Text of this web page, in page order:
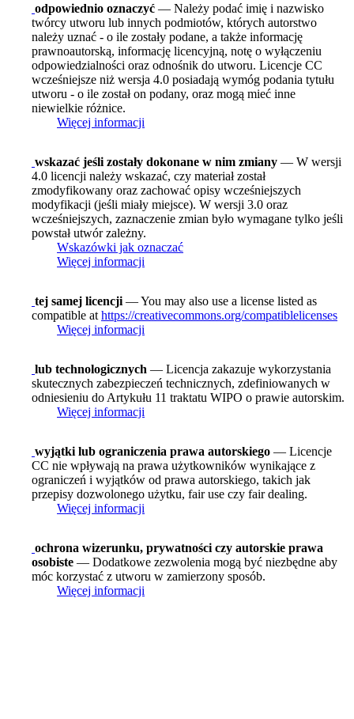
odpowiednio oznaczyć — Należy podać imię i nazwisko
twórcy utworu lub innych podmiotów, których autorstwo
należy uznać - o ile zostały podane, a także informację
prawnoautorską, informację licencyjną, notę o wyłączeniu
odpowiedzialności oraz odnośnik do utworu. Licencje CC
wcześniejsze niż wersja 4.0 posiadają wymóg podania tytułu
utworu - o ile został on podany, oraz mogą mieć inne
niewielkie różnice.
Więcej informacji
wskazać jeśli zostały dokonane w nim zmiany — W wersji
4.0 licencji należy wskazać, czy materiał został
zmodyfikowany oraz zachować opisy wcześniejszych
modyfikacji (jeśli miały miejsce). W wersji 3.0 oraz
wcześniejszych, zaznaczenie zmian było wymagane tylko jeśli
powstał utwór zależny.
Wskazówki jak oznaczać
Więcej informacji
tej samej licencji — You may also use a license listed as
compatible at https://creativecommons.org/compatiblelicenses
Więcej informacji
lub technologicznych — Licencja zakazuje wykorzystania
skutecznych zabezpieczeń technicznych, zdefiniowanych w
odniesieniu do Artykułu 11 traktatu WIPO o prawie autorskim.
Więcej informacji
wyjątki lub ograniczenia prawa autorskiego — Licencje
CC nie wpływają na prawa użytkowników wynikające z
ograniczeń i wyjątków od prawa autorskiego, takich jak
przepisy dozwolonego użytku, fair use czy fair dealing.
Więcej informacji
ochrona wizerunku, prywatności czy autorskie prawa
osobiste — Dodatkowe zezwolenia mogą być niezbędne aby
móc korzystać z utworu w zamierzony sposób.
Więcej informacji